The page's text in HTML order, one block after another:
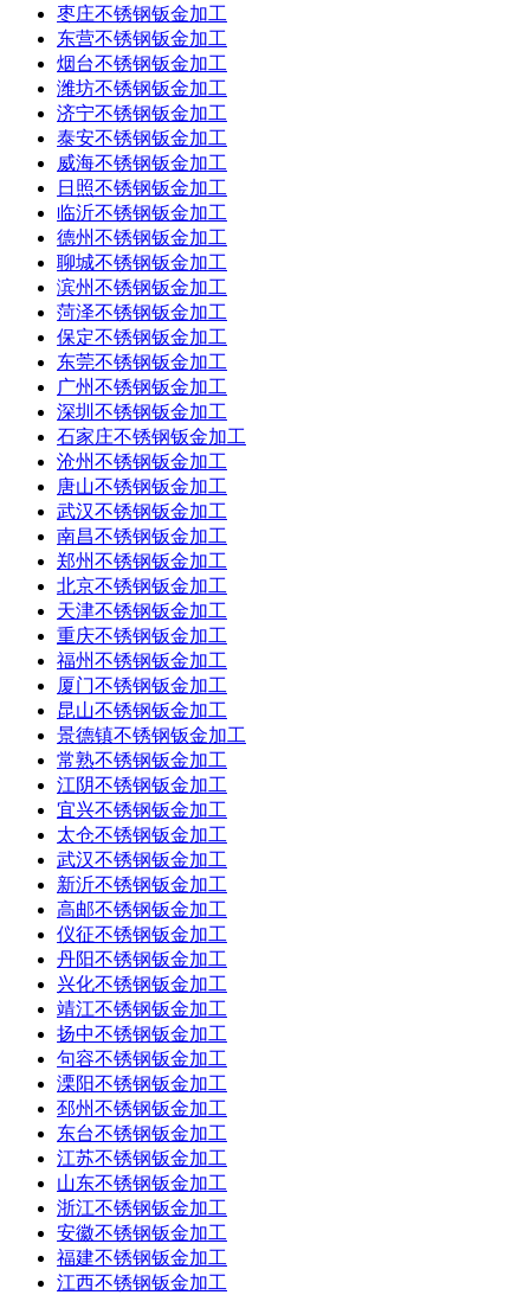
枣庄不锈钢钣金加工
东营不锈钢钣金加工
烟台不锈钢钣金加工
潍坊不锈钢钣金加工
济宁不锈钢钣金加工
泰安不锈钢钣金加工
威海不锈钢钣金加工
日照不锈钢钣金加工
临沂不锈钢钣金加工
德州不锈钢钣金加工
聊城不锈钢钣金加工
滨州不锈钢钣金加工
菏泽不锈钢钣金加工
保定不锈钢钣金加工
东莞不锈钢钣金加工
广州不锈钢钣金加工
深圳不锈钢钣金加工
石家庄不锈钢钣金加工
沧州不锈钢钣金加工
唐山不锈钢钣金加工
武汉不锈钢钣金加工
南昌不锈钢钣金加工
郑州不锈钢钣金加工
北京不锈钢钣金加工
天津不锈钢钣金加工
重庆不锈钢钣金加工
福州不锈钢钣金加工
厦门不锈钢钣金加工
昆山不锈钢钣金加工
景德镇不锈钢钣金加工
常熟不锈钢钣金加工
江阴不锈钢钣金加工
宜兴不锈钢钣金加工
太仓不锈钢钣金加工
武汉不锈钢钣金加工
新沂不锈钢钣金加工
高邮不锈钢钣金加工
仪征不锈钢钣金加工
丹阳不锈钢钣金加工
兴化不锈钢钣金加工
靖江不锈钢钣金加工
扬中不锈钢钣金加工
句容不锈钢钣金加工
溧阳不锈钢钣金加工
邳州不锈钢钣金加工
东台不锈钢钣金加工
江苏不锈钢钣金加工
山东不锈钢钣金加工
浙江不锈钢钣金加工
安徽不锈钢钣金加工
福建不锈钢钣金加工
江西不锈钢钣金加工